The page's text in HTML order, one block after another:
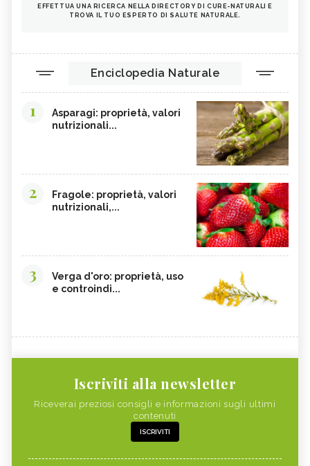
EFFETTUA UNA RICERCA NELLA DIRECTORY DI CURE-NATURALI E
TROVA IL TUO ESPERTO DI SALUTE NATURALE.
Enciclopedia Naturale
1
Asparagi: proprietà, valori
nutrizionali...
2
Fragole: proprietà, valori
nutrizionali,...
3
Verga d'oro: proprietà, uso
e controindi...
Iscriviti alla newsletter
Riceverai preziosi consigli e informazioni sugli ultimi
contenuti
ISCRIVITI